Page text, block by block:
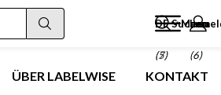
DE Suchen
(5) (6)
Menu
(7)
ÜBER LABELWISE KONTAKT